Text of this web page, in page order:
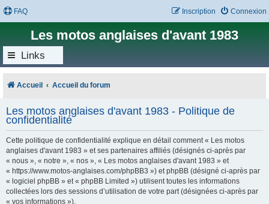
FAQ Connexion
Inscription
Les motos anglaises d'avant 1983
Links
Accueil Accueil du forum
Les motos anglaises d'avant 1983 - Politique de
confidentialité
Cette politique de confidentialité explique en détail comment « Les motos
anglaises d'avant 1983 » et ses partenaires affiliés (désignés ci-après par
« nous », « notre », « nos », « Les motos anglaises d'avant 1983 » et
« https://www.motos-anglaises.com/phpBB3 ») et phpBB (désigné ci-après par
« logiciel phpBB » et « phpBB Limited ») utilisent toutes les informations
collectées lors des sessions d’utilisation de votre part (désignées ci-après par
« vos informations »).